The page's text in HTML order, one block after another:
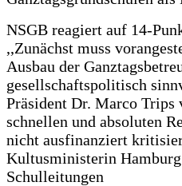
NSGB reagiert auf 14-
,,Zunächst muss
Ausbau der
gesellschaftspolitisch
Präsident Dr. Marco Trips
schnellen und absoluten
nicht ausfinanziert
Kultusministerin
Schulleitungen